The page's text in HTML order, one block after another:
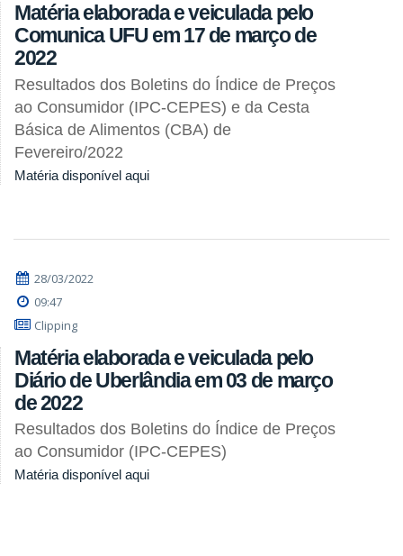
Matéria elaborada e veiculada pelo
Comunica UFU em 17 de março de
2022
Resultados dos Boletins do Índice de Preços
ao Consumidor (IPC-CEPES) e da Cesta
Básica de Alimentos (CBA) de
Fevereiro/2022
Matéria disponível aqui
28/03/2022
09:47
Clipping
Matéria elaborada e veiculada pelo
Diário de Uberlândia em 03 de março
de 2022
Resultados dos Boletins do Índice de Preços
ao Consumidor (IPC-CEPES)
Matéria disponível aqui